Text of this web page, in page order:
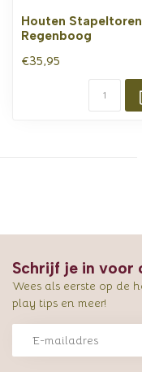
Houten
Regenboog
€35,95
Schrijf je in voor
Wees als eerste op de
play tips en meer!